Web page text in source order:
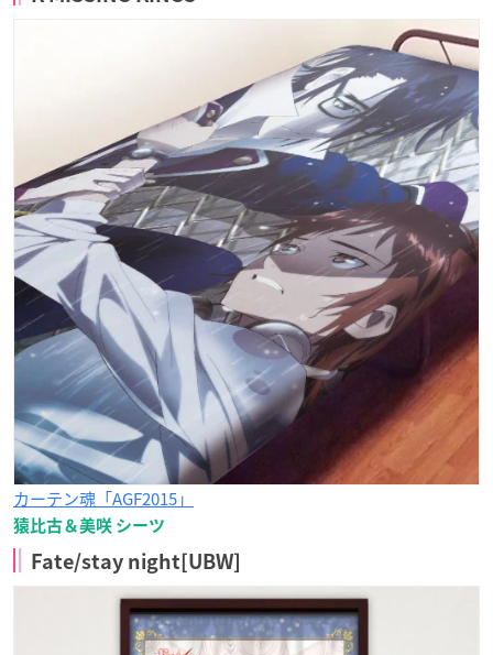
カーテン魂「AGF2015」
猿比古＆美咲 シーツ
Fate/stay night[UBW]